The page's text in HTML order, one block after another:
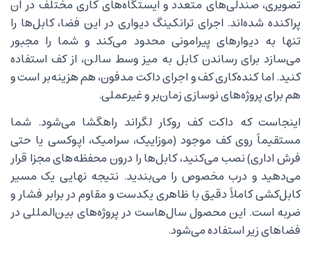
تصویری، صندلی‌های متعدد و ایستگاه‌های کاری مختلف در آن
پراکنده شده‌اند. اجرای ترانکینگ دیواری در این فضا، کابل‌ها را
تنها به دیوارهای پیرامونی محدود می‌کند و شما را مجبور
می‌سازد برای رساندن کابل به میز وسط سالن، از کف استفاده
کنید. اما کنده‌کاری کف و اجرای داکت مدفون، هم هزینه‌بر است و
هم برای پروژه‌های نوسازی زمان‌بر و غیرعملی.
اینجاست که داکت کف روکار لگراند راهگشا می‌شود. شما
مستقیماً روی کف موجود (موزاییک، سرامیک، اپوکسی یا حتی
فرش اداری) نصب می‌کنید، کابل‌ها را درون محفظه‌های مجزا قرار
می‌دهید و درب مخصوص را می‌بندید. نتیجه نهایی یک مسیر
کابل‌کشی کاملاً دقیق با ظاهری یکدست و مقاوم در برابر فشار و
ضربه است. این محصول سال‌هاست در پروژه‌های بین‌المللی در
فضاهای زیر استفاده می‌شود.